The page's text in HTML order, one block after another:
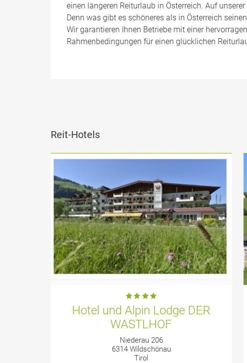
einen längeren Reiturlaub in Österreich. Auf
Denn was gibt es schöneres als in Österreich
Wir garantieren Ihnen Betriebe mit einer
Rahmenbedingungen für einen glücklichen
Reit-Hotels
Hotel und Alpin Lodge DER
WASTLHOF
Niederau 206
6314 Wildschönau
Tirol